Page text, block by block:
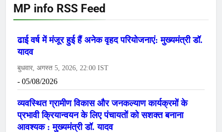
MP info RSS Feed